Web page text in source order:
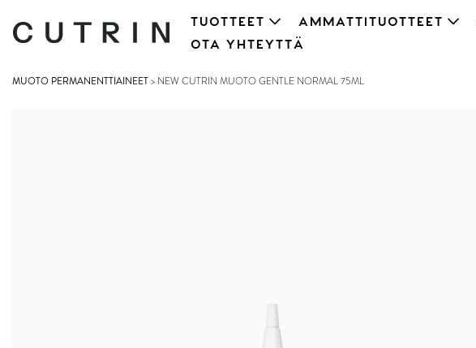
TUOTTEET AMMATTITUOTTEET
OTA YHTEYTTÄ
MUOTO PERMANENTTIAINEET> NEW CUTRIN MUOTO GENTLE NORMAL 75ML